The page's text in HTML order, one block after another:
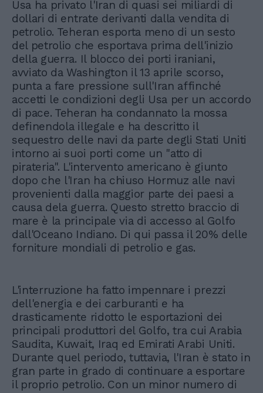
Usa ha privato l'Iran di quasi sei miliardi di
dollari di entrate derivanti dalla vendita di
petrolio. Teheran esporta meno di un sesto
del petrolio che esportava prima dell'inizio
della guerra. Il blocco dei porti iraniani,
avviato da Washington il 13 aprile scorso,
punta a fare pressione sull'Iran affinché
accetti le condizioni degli Usa per un accordo
di pace. Teheran ha condannato la mossa
definendola illegale e ha descritto il
sequestro delle navi da parte degli Stati Uniti
intorno ai suoi porti come un "atto di
pirateria". L'intervento americano è giunto
dopo che l'Iran ha chiuso Hormuz alle navi
provenienti dalla maggior parte dei paesi a
causa dela guerra. Questo stretto braccio di
mare è la principale via di accesso al Golfo
dall'Oceano Indiano. Di qui passa il 20% delle
forniture mondiali di petrolio e gas.
L'interruzione ha fatto impennare i prezzi
dell'energia e dei carburanti e ha
drasticamente ridotto le esportazioni dei
principali produttori del Golfo, tra cui Arabia
Saudita, Kuwait, Iraq ed Emirati Arabi Uniti.
Durante quel periodo, tuttavia, l'Iran è stato in
gran parte in grado di continuare a esportare
il proprio petrolio. Con un minor numero di